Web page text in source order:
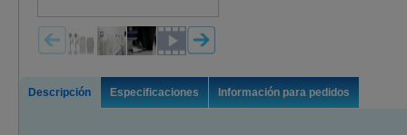
Descripción Especificaciones Información para pedidos